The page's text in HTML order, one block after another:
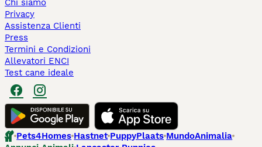
Chi siamo
Privacy
Assistenza Clienti
Press
Termini e Condizioni
Allevatori ENCI
Test cane ideale
Pets4Homes Hastnet PuppyPlaats MundoAnimalia